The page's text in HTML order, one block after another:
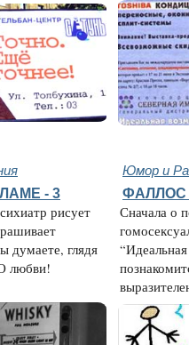
Юмор и
- 3
рисует
думаете, глядя
любви!
ФАЛЛОС
Сначала о